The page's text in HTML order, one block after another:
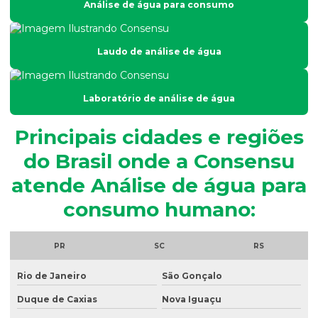
Análise granulométrica
Análise granulométrica do solo
Análise microbiológica de água
Análise microbiológica de água para consumo humano
Análise microbiológica do esgoto
Análise de ph do solo
Análise de potabilidade da água
Análise química do solo
Análise de água para consumo
Laudo de análise de água
Laboratório de análise de água
Principais cidades e regiões
do Brasil onde a Consensu
atende Análise de água para
consumo humano:
PR SC RS
Rio de Janeiro São Gonçalo
Duque de Caxias Nova Iguaçu